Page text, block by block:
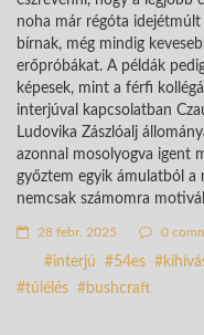
noha már régóta
bírnak, még mindig
erőpróbákat. A példák
képesek, mint a férfi
interjúval kapcsolatban
Ludovika Zászlóalj
azonnal mosolyogva igent
győztem egyik ámulatból a
nemcsak számomra
28 febr. 2025 0
interjú 54es
túlélés
bushcraft